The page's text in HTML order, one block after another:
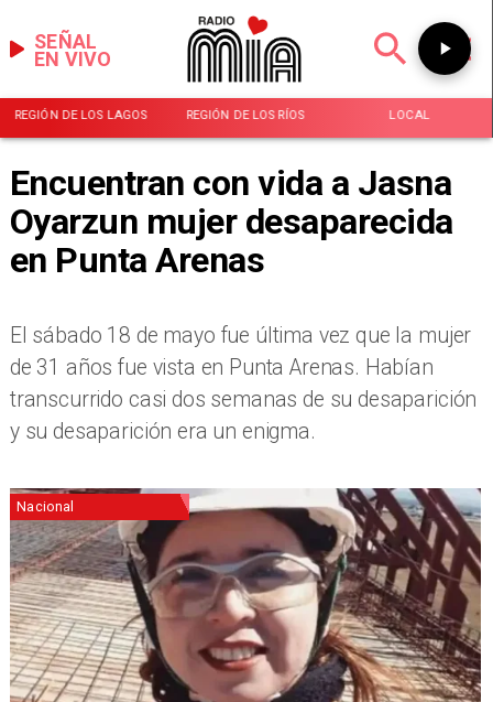
EN VIVO
SEÑAL
REGIÓN DE LOS LAGOS REGIÓN DE LOS RÍOS LOCAL
Encuentran con vida a Jasna
Oyarzun mujer desaparecida
en Punta Arenas
El sábado 18 de mayo fue última vez que la mujer
de 31 años fue vista en Punta Arenas. Habían
transcurrido casi dos semanas de su desaparición
y su desaparición era un enigma.
Nacional